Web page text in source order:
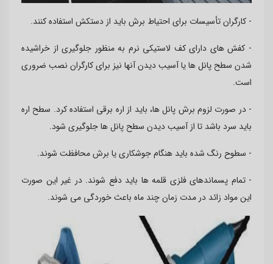
- کارگران تأسیسات برای احتیاط برش باید از دستکش استفاده کنند.
- کفش های دارای کف لاستیکی نرم به منظور جلوگیری از خراشیده
شدن سطح پانل ها یا آسیب دیدن آنها نیز برای کارگران نصب ضروری
است.
- در صورت لزوم برش پانل ها، باید از اره برقی استفاده کرد. سطح اره
باید سرد باشد تا از آسیب دیدن سطح پانل ها جلوگیری شود.
- سطوح رنگ شده باید هنگام جوشکاری یا برش محافظت شوند.
- تمام پسماندهای فلزی قلمه ها باید دفع شوند. در غیر این صورت
این مواد زائد در مدت زمان چند ماه باعث خوردگی می شوند.